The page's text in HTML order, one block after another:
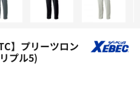
】プリーツロン
プル5)